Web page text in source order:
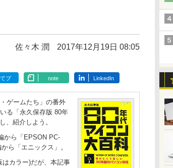
佐々木 潤 2017年12月19日 08:05
ブ note LinkedIn
ゲームたち」の番外
る「永久保存版 80年
、紹介しよう。
から「EPSON PC-
ら「エニックス」。
カラー)だが、本記事